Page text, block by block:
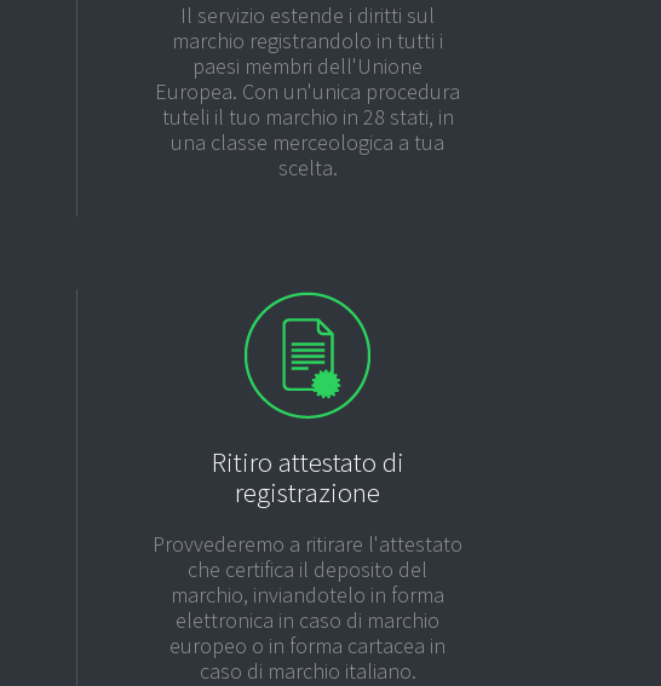
Il servizio estende i diritti sul
marchio registrandolo in tutti i
paesi membri dell'Unione
Europea. Con un'unica procedura
tuteli il tuo marchio in 28 stati, in
una classe merceologica a tua
scelta.
Ritiro attestato di
registrazione
Provvederemo a ritirare l'attestato
che certifica il deposito del
marchio, inviandotelo in forma
elettronica in caso di marchio
europeo o in forma cartacea in
caso di marchio italiano.